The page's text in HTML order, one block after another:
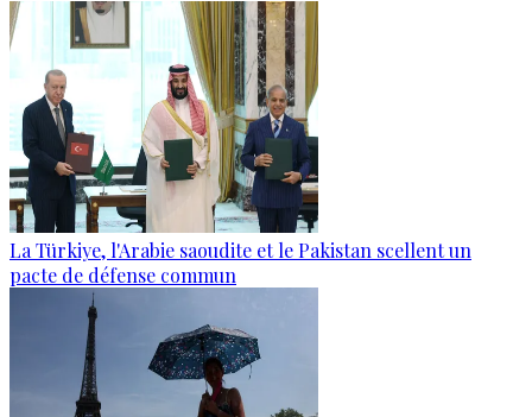
La Türkiye, l'Arabie saoudite et le Pakistan scellent un
pacte de défense commun